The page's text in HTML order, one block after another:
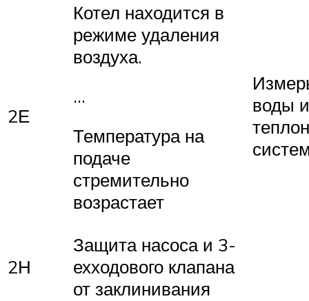
2Е
Котел находится в
режиме удаления
воздуха.
…
Температура на
подаче
стремительно
возрастает
воды
2Н
Защита насоса и 3-
ехходового клапана
от заклинивания